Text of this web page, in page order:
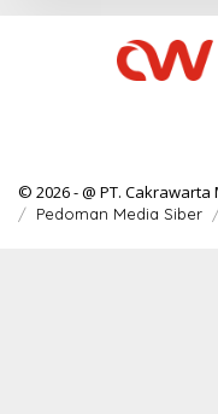
© 2026 - @ PT.
Pedoman Media Siber